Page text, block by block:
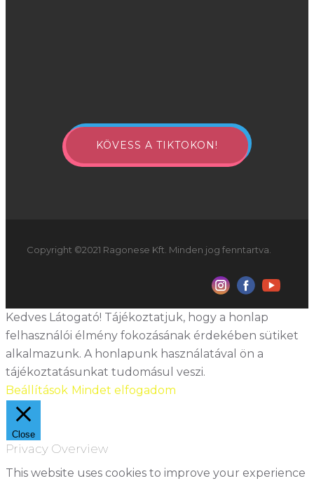
KÖVESS A TIKTOKON!
Copyright ©2021 Ragonese Kft. Minden jog fenntartva.
Kedves Látogató! Tájékoztatjuk, hogy a honlap
felhasználói élmény fokozásának érdekében sütiket
alkalmazunk. A honlapunk használatával ön a
tájékoztatásunkat tudomásul veszi.
Beállítások Mindet elfogadom
Close
Privacy Overview
This website uses cookies to improve your experience